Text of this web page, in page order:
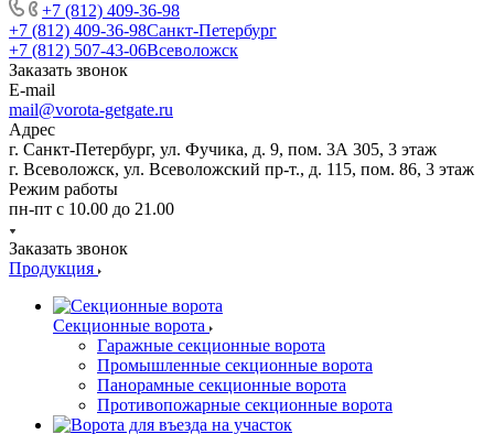
+7 (812) 409-36-98
+7 (812) 409-36-98Санкт-Петербург
+7 (812) 507-43-06Всеволожск
Заказать звонок
E-mail
mail@vorota-getgate.ru
Адрес
г. Санкт-Петербург, ул. Фучика, д. 9, пом. 3А 305, 3 этаж
г. Всеволожск, ул. Всеволожский пр-т., д. 115, пом. 86, 3 этаж
Режим работы
пн-пт c 10.00 до 21.00
Заказать звонок
Продукция
Секционные ворота
Гаражные секционные ворота
Промышленные секционные ворота
Панорамные секционные ворота
Противопожарные секционные ворота